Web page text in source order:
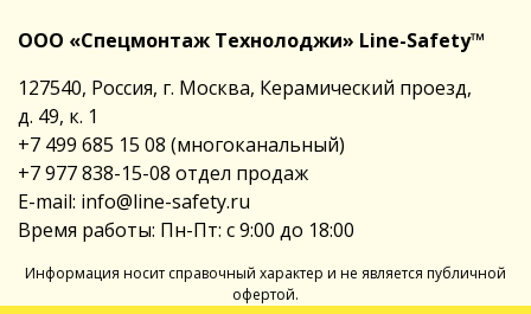
ООО «Спецмонтаж Технолоджи» Line-Safety™
127540, Россия, г. Москва, Керамический проезд,
д. 49, к. 1
+7 499 685 15 08 (многоканальный)
+7 977 838-15-08 отдел продаж
E-mail: info@line-safety.ru
Время работы: Пн-Пт: с 9:00 до 18:00
Информация носит справочный характер и не является публичной
офертой.